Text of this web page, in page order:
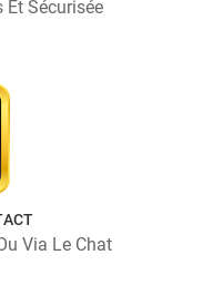
Et Sécurisée
Via Le Chat